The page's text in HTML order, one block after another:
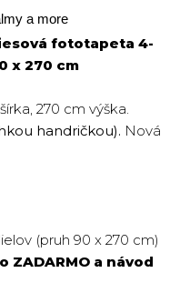
a more
fototapeta 4-
x 270 cm
270 cm výška.
handričkou). Nová
(pruh 90 x 270 cm)
ZADARMO a návod